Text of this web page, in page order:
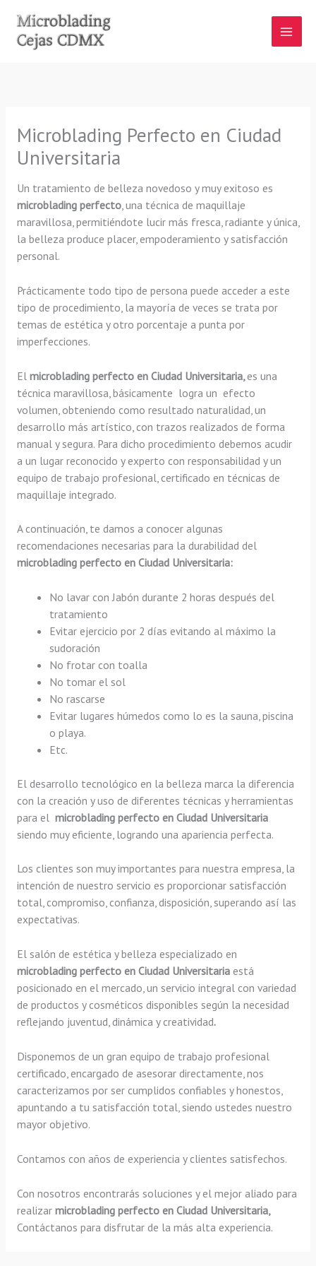
contenido
Microblading Perfecto en Ciudad
Universitaria
Un tratamiento de belleza novedoso y muy exitoso es
microblading perfecto, una técnica de maquillaje
maravillosa, permitiéndote lucir más fresca, radiante y única,
la belleza produce placer, empoderamiento y satisfacción
personal.
Prácticamente todo tipo de persona puede acceder a este
tipo de procedimiento, la mayoría de veces se trata por
temas de estética y otro porcentaje a punta por
imperfecciones.
El microblading perfecto en Ciudad Universitaria, es una
técnica maravillosa, básicamente logra un efecto
volumen, obteniendo como resultado naturalidad, un
desarrollo más artístico, con trazos realizados de forma
manual y segura. Para dicho procedimiento debemos acudir
a un lugar reconocido y experto con responsabilidad y un
equipo de trabajo profesional, certificado en técnicas de
maquillaje integrado.
A continuación, te damos a conocer algunas
recomendaciones necesarias para la durabilidad del
microblading perfecto en Ciudad Universitaria:
No lavar con Jabón durante 2 horas después del
tratamiento
Evitar ejercicio por 2 días evitando al máximo la
sudoración
No frotar con toalla
No tomar el sol
No rascarse
Evitar lugares húmedos como lo es la sauna, piscina
o playa.
Etc.
El desarrollo tecnológico en la belleza marca la diferencia
con la creación y uso de diferentes técnicas y herramientas
para el microblading perfecto en Ciudad Universitaria
siendo muy eficiente, logrando una apariencia perfecta.
Los clientes son muy importantes para nuestra empresa, la
intención de nuestro servicio es proporcionar satisfacción
total, compromiso, confianza, disposición, superando así las
expectativas.
El salón de estética y belleza especializado en
microblading perfecto en Ciudad Universitariaestá
posicionado en el mercado, un servicio integral con variedad
de productos y cosméticos disponibles según la necesidad
reflejando juventud, dinámica y creatividad.
Disponemos de un gran equipo de trabajo profesional
certificado, encargado de asesorar directamente, nos
caracterizamos por ser cumplidos confiables y honestos,
apuntando a tu satisfacción total, siendo ustedes nuestro
mayor objetivo.
Contamos con años de experiencia y clientes satisfechos.
Con nosotros encontrarás soluciones y el mejor aliado para
realizar microblading perfecto en Ciudad Universitaria,
Contáctanos para disfrutar de la más alta experiencia.